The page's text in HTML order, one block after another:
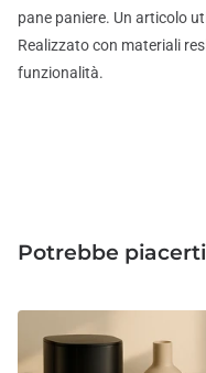
pane paniere. Un articolo
Realizzato con materiali
funzionalità.
Potrebbe